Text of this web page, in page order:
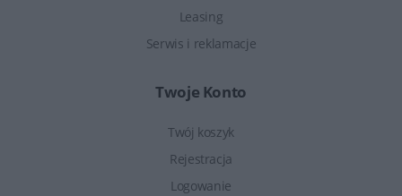
Leasing
Serwis i reklamacje
Twoje Konto
Twój koszyk
Rejestracja
Logowanie